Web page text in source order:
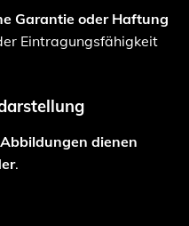
Garantie oder Haftung
Eintragungsfähigkeit
dienen
.